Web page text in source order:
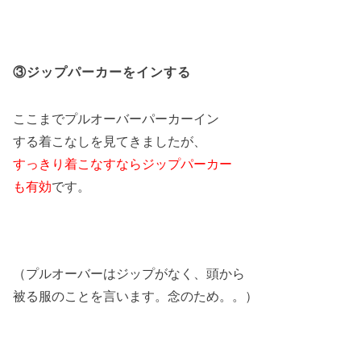
③ジップパーカーをインする
ここまでプルオーバーパーカーイン
する着こなしを見てきましたが、
すっきり着こなすならジップパーカー
も有効です。
（プルオーバーはジップがなく、頭から
被る服のことを言います。念のため。。）